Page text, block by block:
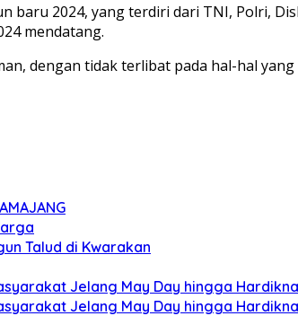
2024, yang terdiri dari TNI, Polri,
mendatang.
dengan tidak terlibat pada hal-hal
Talud di Kwarakan
Jelang May Day hingga
Jelang May Day hingga